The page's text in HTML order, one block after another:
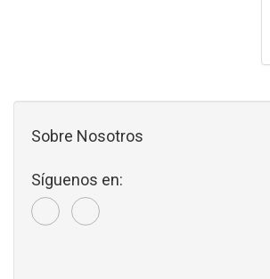
Sobre Nosotros
Síguenos en: